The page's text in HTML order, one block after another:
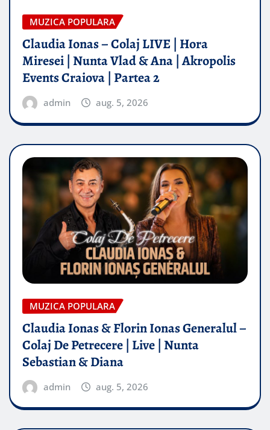
MUZICA POPULARA
Claudia Ionas – Colaj LIVE | Hora
Miresei | Nunta Vlad & Ana | Akropolis
Events Craiova | Partea 2
admin aug. 5, 2026
MUZICA POPULARA
Claudia Ionas & Florin Ionas Generalul –
Colaj De Petrecere | Live | Nunta
Sebastian & Diana
admin aug. 5, 2026